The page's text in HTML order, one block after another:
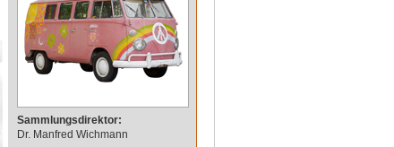
Sammlungsdirektor:
Dr. Manfred Wichmann